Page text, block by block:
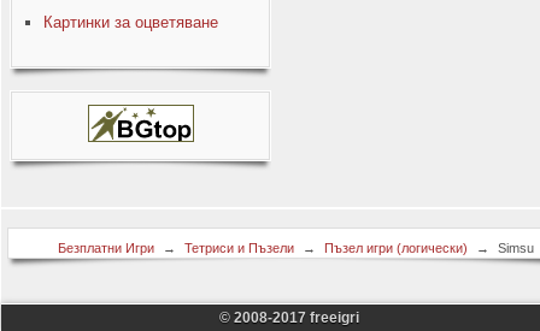
Картинки за оцветяване
Безплатни Игри → Тетриси и Пъзели → Пъзел игри (логически) →
Simsu
Судоку
© 2008-2017 freeigri